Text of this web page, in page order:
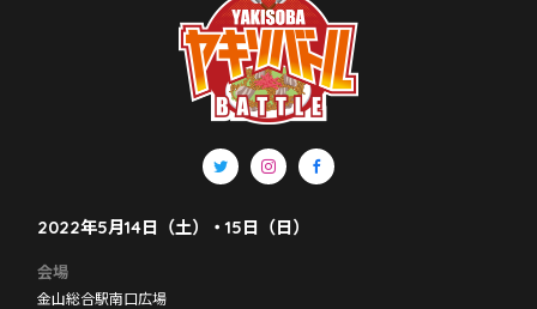
2022年5月14日（土）・15日（日）
会場
金山総合駅南口広場